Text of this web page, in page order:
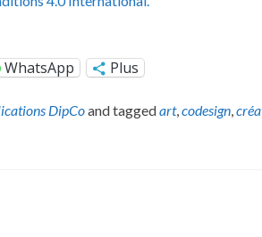
WhatsApp Plus
DipCoand taggedart, codesign